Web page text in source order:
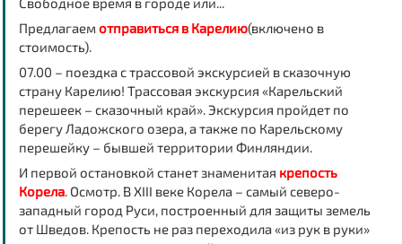
Предлагаемотправиться в Карелию(включено в
стоимость).
07.00 – поездка с трассовой экскурсией в сказочную
страну Карелию! Трассовая экскурсия «Карельский
перешеек – сказочный край». Экскурсия пройдет по
берегу Ладожского озера, а также по Карельскому
перешейку – бывшей территории Финляндии.
И первой остановкой станет знаменитая крепость
Корела. Осмотр. В XIII веке Корела – самый северо-
западный город Руси, построенный для защиты земель
от Шведов. Крепость не раз переходила «из рук в руки»